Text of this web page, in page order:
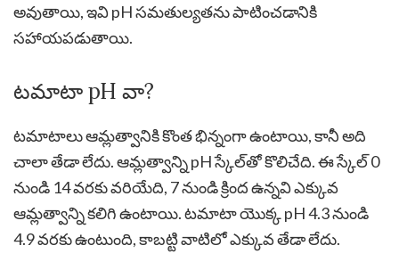
అవుతాయి, ఇవి pH సమతుల్యతను పాటించడానికి
సహాయపడుతాయి.
టమాటా pH వా?
టమాటాలు ఆమ్లత్వానికి కొంత భిన్నంగా ఉంటాయి, కానీ అది
చాలా తేడా లేదు. ఆమ్లత్వాన్ని pH స్కేల్‌తో కొలిచేది. ఈ స్కేల్ 0
నుండి 14 వరకు వరియేది, 7 నుండి క్రింద ఉన్నవి ఎక్కువ
ఆమ్లత్వాన్ని కలిగి ఉంటాయి. టమాటా యొక్క pH 4.3 నుండి
4.9 వరకు ఉంటుంది, కాబట్టి వాటిలో ఎక్కువ తేడా లేదు.